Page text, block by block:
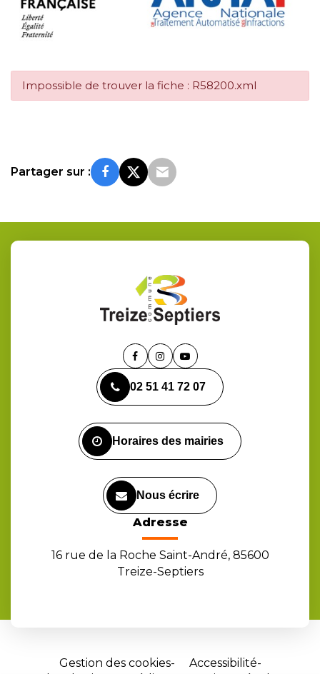
Impossible de trouver la fiche : R58200.xml
Partager sur :
Lien
le
compte
Lien
le
compte
Lien
la
chaîne
02 51 41 72 07
Horaires des mairies
Nous écrire
Adresse
16 rue de la Roche Saint-André, 85600
Treize-Septiers
Gestion des cookies
Accessibilité